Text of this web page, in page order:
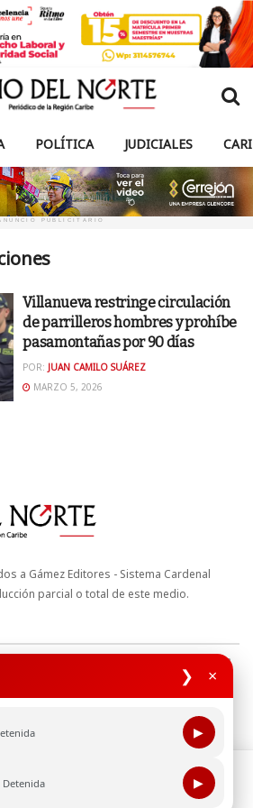
❯ ×
▶
Detenida ▶
POLÍTICA JUDICIALES
PUBLICITARIO
Villanueva restringe circulación
de parrilleros hombres y prohíbe
pasamontañas por 90 días
POR: JUAN CAMILO SUÁREZ
MARZO 5, 2026
a Gámez Editores - Sistema Cardenal
parcial o total de este medio.
Derechos de Autor y Propiedad Intelectual
Política de Tratamiento de Datos
cookie para mejorar tu experiencia de
aceptas nuestra política de uso de